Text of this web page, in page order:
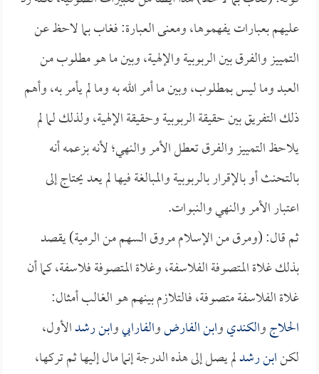
عليهم بعبارات يفهموها، ومعنى العبارة: فغاب بما لاحظ عن
التمييز والفرق بين الربوبية والإلهية، وبين ما هو مطلوب من
العبد وما ليس بمطلوب، وبين ما أمر الله به وما لم يأمر به، وأهم
ذلك التفريق بين حقيقة الربوبية وحقيقة الإلهية، ولذلك لما لم
يلاحظ التمييز والفرق تعطل الأمر والنهي؛ لأنه بزعمه أنه
بالتحنث أو بالإقرار بالربوبية والمبالغة فيها لم يعد يحتاج إلى
اعتبار الأمر والنهي والنبوات.
ثم قال: (ومرق من الإسلام مروق السهم من الرمية) يقصد
بذلك غلاة المتصوفة الفلاسفة، وغلاة المتصوفة فلاسفة، كما أن
غلاة الفلاسفة متصوفة، فالتلازم بينهم هو الغالب أمثال:
الحلاجوالكنديوابن الفارضوالفارابيوابن رشدالأول،
لكنابن رشدلم يصل إلى هذه الدرجة إنما مال إليها ثم تركها،